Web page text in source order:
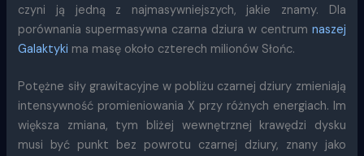
czyni ją jedną z najmasywniejszych, jakie znamy. Dla
porównania supermasywna czarna dziura w centrum naszej
Galaktyki ma masę około czterech milionów Słońc.
Potężne siły grawitacyjne w pobliżu czarnej dziury zmieniają
intensywność promieniowania X przy różnych energiach. Im
większa zmiana, tym bliżej wewnętrznej krawędzi dysku
musi być punkt bez powrotu czarnej dziury, znany jako